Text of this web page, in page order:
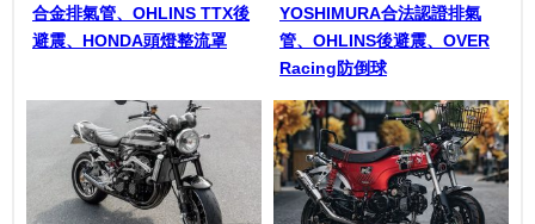
合金排氣管、OHLINS TTX後
避震、HONDA頭燈整流罩
YOSHIMURA合法認證排氣
管、OHLINS後避震、OVER
Racing防倒球